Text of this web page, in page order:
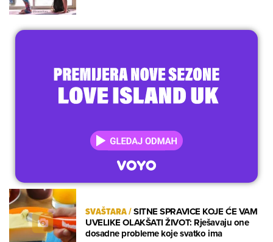
SVAŠTARA/SITNE SPRAVICE KOJE ĆE VAM
UVELIKE OLAKŠATI ŽIVOT: Rješavaju one
dosadne probleme koje svatko ima